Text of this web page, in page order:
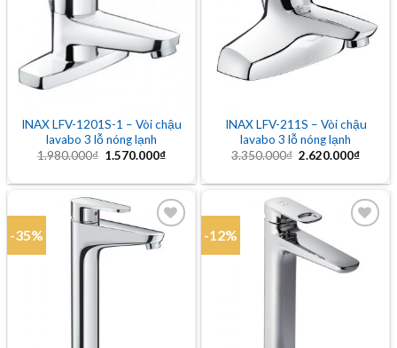
INAX LFV-1201S-1 – Vòi chậu
lavabo 3 lỗ nóng lạnh
1.980.000₫ Giá
1.980.000₫.
1.570.000₫Giá
là:
1.570.000₫.
wishlist
INAX LFV-211S – Vòi chậu
lavabo 3 lỗ nóng lạnh
3.350.000₫ Giá
3.350.000₫.
2.620.000₫Giá
là:
-35% -12%
Add to